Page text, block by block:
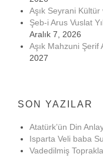
Aşık Seyrani
Şeb-i Arus Vuslat
Aralık 7, 2026
Aşık Mahzuni Şerif
2027
SON YAZILAR
Atatürk’ün Din
Isparta Veli baba
Vadedilmiş